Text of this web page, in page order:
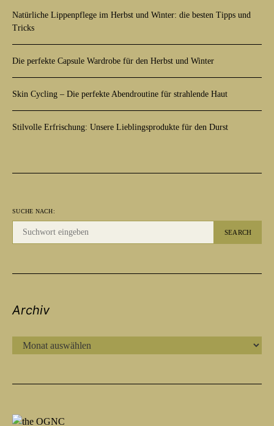
Natürliche Lippenpflege im Herbst und Winter: die besten Tipps und
Tricks
Die perfekte Capsule Wardrobe für den Herbst und Winter
Skin Cycling – Die perfekte Abendroutine für strahlende Haut
Stilvolle Erfrischung: Unsere Lieblingsprodukte für den Durst
SUCHE NACH:
SEARCH
Archiv